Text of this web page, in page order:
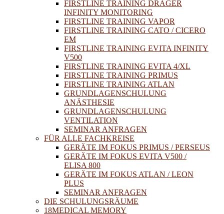
FIRSTLINE TRAINING DRÄGER
INFINITY MONITORING
FIRSTLINE TRAINING VAPOR
FIRSTLINE TRAINING CATO / CICERO
EM
FIRSTLINE TRAINING EVITA INFINITY
V500
FIRSTLINE TRAINING EVITA 4/XL
FIRSTLINE TRAINING PRIMUS
FIRSTLINE TRAINING ATLAN
GRUNDLAGENSCHULUNG
ANÄSTHESIE
GRUNDLAGENSCHULUNG
VENTILATION
SEMINAR ANFRAGEN
FÜR ALLE FACHKREISE
GERÄTE IM FOKUS PRIMUS / PERSEUS
GERÄTE IM FOKUS EVITA V500 /
ELISA 800
GERÄTE IM FOKUS ATLAN / LEON
PLUS
SEMINAR ANFRAGEN
DIE SCHULUNGSRÄUME
18MEDICAL MEMORY